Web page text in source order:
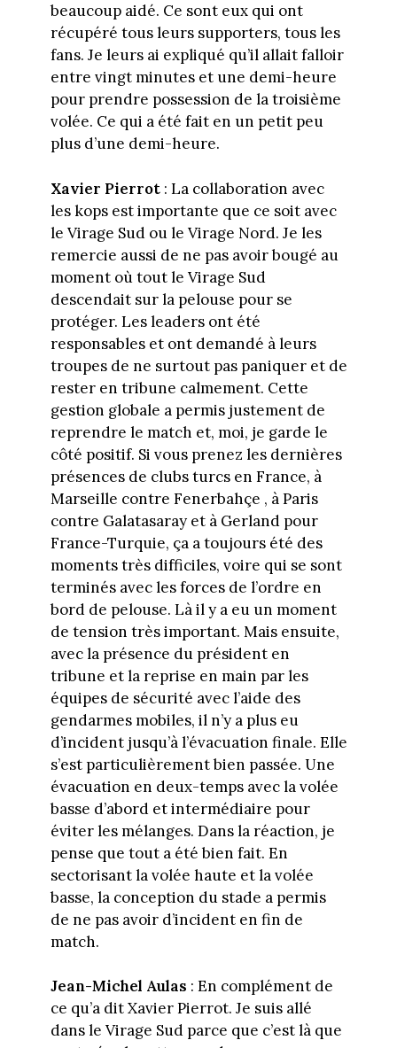
beaucoup aidé. Ce sont eux qui ont
récupéré tous leurs supporters, tous les
fans. Je leurs ai expliqué qu’il allait falloir
entre vingt minutes et une demi-heure
pour prendre possession de la troisième
volée. Ce qui a été fait en un petit peu
plus d’une demi-heure.
Xavier Pierrot : La collaboration avec
les kops est importante que ce soit avec
le Virage Sud ou le Virage Nord. Je les
remercie aussi de ne pas avoir bougé au
moment où tout le Virage Sud
descendait sur la pelouse pour se
protéger. Les leaders ont été
responsables et ont demandé à leurs
troupes de ne surtout pas paniquer et de
rester en tribune calmement. Cette
gestion globale a permis justement de
reprendre le match et, moi, je garde le
côté positif. Si vous prenez les dernières
présences de clubs turcs en France, à
Marseille contre Fenerbahçe , à Paris
contre Galatasaray et à Gerland pour
France-Turquie, ça a toujours été des
moments très difficiles, voire qui se sont
terminés avec les forces de l’ordre en
bord de pelouse. Là il y a eu un moment
de tension très important. Mais ensuite,
avec la présence du président en
tribune et la reprise en main par les
équipes de sécurité avec l’aide des
gendarmes mobiles, il n’y a plus eu
d’incident jusqu’à l’évacuation finale. Elle
s’est particulièrement bien passée. Une
évacuation en deux-temps avec la volée
basse d’abord et intermédiaire pour
éviter les mélanges. Dans la réaction, je
pense que tout a été bien fait. En
sectorisant la volée haute et la volée
basse, la conception du stade a permis
de ne pas avoir d’incident en fin de
match.
Jean-Michel Aulas : En complément de
ce qu’a dit Xavier Pierrot. Je suis allé
dans le Virage Sud parce que c’est là que